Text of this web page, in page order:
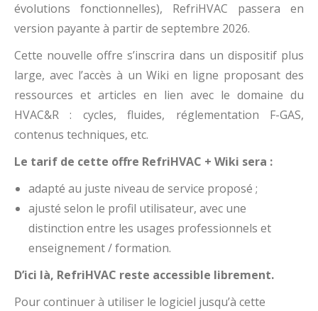
évolutions fonctionnelles), RefriHVAC passera en
version payante à partir de septembre 2026.
Cette nouvelle offre s’inscrira dans un dispositif plus
large, avec l’accès à un Wiki en ligne proposant des
ressources et articles en lien avec le domaine du
HVAC&R : cycles, fluides, réglementation F-GAS,
contenus techniques, etc.
Le tarif de cette offre RefriHVAC + Wiki sera :
adapté au juste niveau de service proposé ;
ajusté selon le profil utilisateur, avec une
distinction entre les usages professionnels et
enseignement / formation.
D’ici là, RefriHVAC reste accessible librement.
Pour continuer à utiliser le logiciel jusqu’à cette